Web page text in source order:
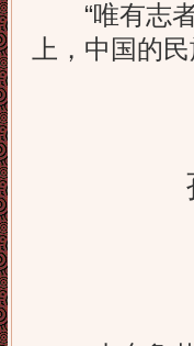
“唯有志者
上，中国的